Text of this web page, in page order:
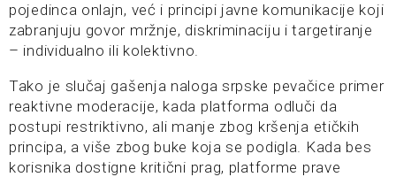
pojedinca onlajn, već i principi javne komunikacije koji
zabranjuju govor mržnje, diskriminaciju i targetiranje
– individualno ili kolektivno.
Tako je slučaj gašenja naloga srpske pevačice primer
reaktivne moderacije, kada platforma odluči da
postupi restriktivno, ali manje zbog kršenja etičkih
principa, a više zbog buke koja se podigla. Kada bes
korisnika dostigne kritični prag, platforme prave